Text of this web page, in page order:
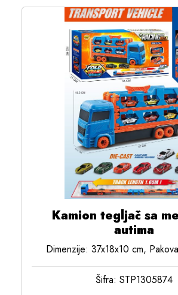
Kamion tegljač sa
autima
Dimenzije: 37x18x10 cm,
Šifra: STP1305874